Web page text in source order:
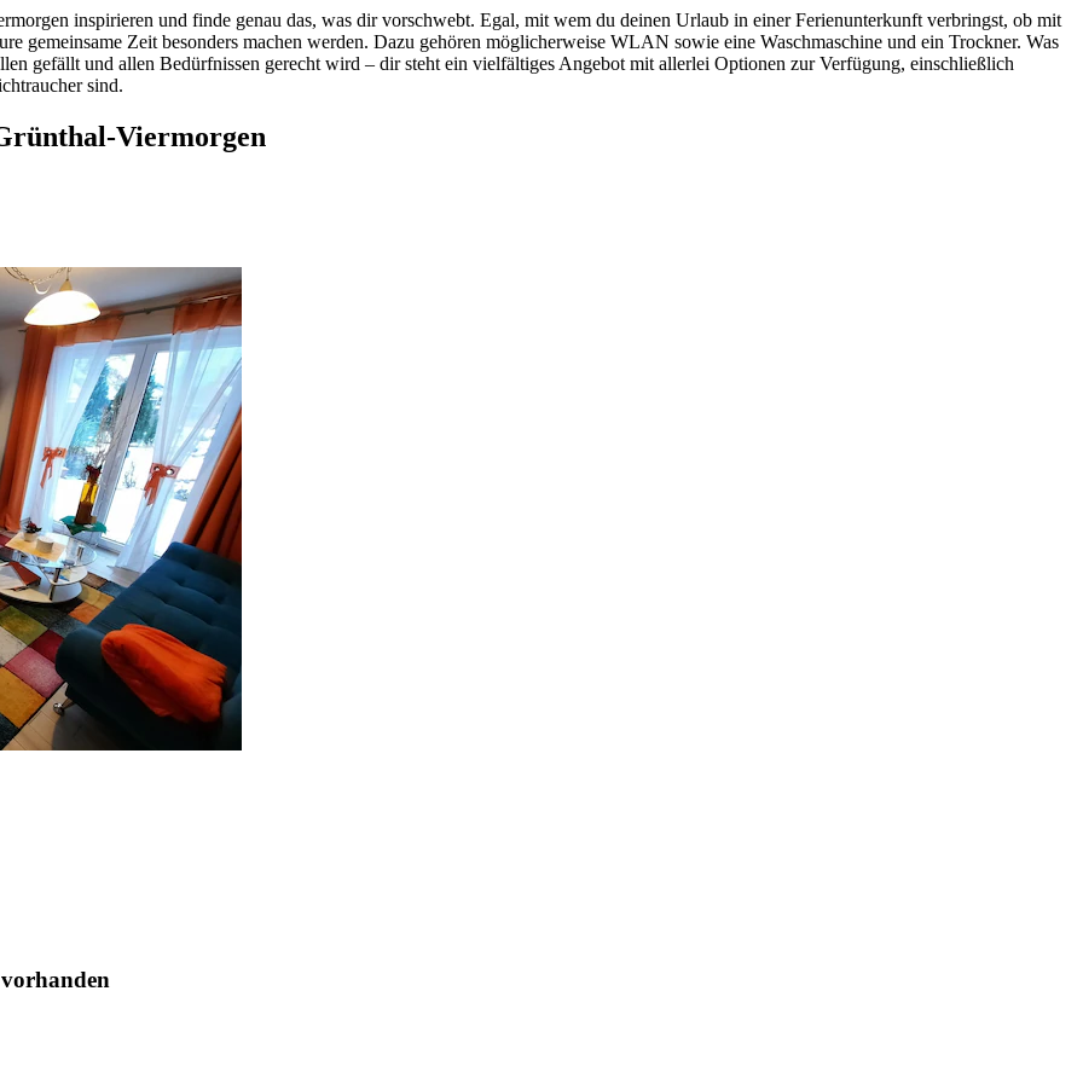
inspirieren und finde genau das, was dir vorschwebt. Egal, mit wem du deinen Urlaub in einer Ferienunterkunft verbringst, ob mit
gemeinsame Zeit besonders machen werden. Dazu gehören möglicherweise WLAN sowie eine Waschmaschine und ein Trockner. Was
gefällt und allen Bedürfnissen gerecht wird – dir steht ein vielfältiges Angebot mit allerlei Optionen zur Verfügung, einschließlich
sind.
Viermorgen